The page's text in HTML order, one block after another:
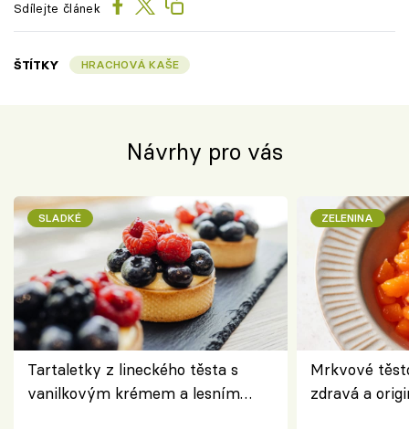
Sdílejte článek
ŠTÍTKY HRACHOVÁ KAŠE
Návrhy pro vás
SLADKÉ
Tartaletky z lineckého těsta s
vanilkovým krémem a lesním
ZELENINA
Mrkvové
zdravá a